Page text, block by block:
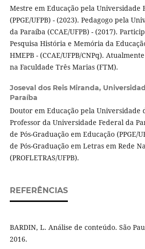
Mestre em Educação pela Universidade
(PPGE/UFPB) - (2023). Pedagogo pela
da Paraíba (CCAE/UFPB) - (2017).
Pesquisa História e Memória da
HMEPB - (CCAE/UFPB/CNPq).
na Faculdade Três Marias (FTM).
Joseval dos Reis Miranda,
Paraíba
Doutor em Educação pela Universidade
Professor da Universidade Federal da
de Pós-Graduação em Educação (PPGE/
de Pós-Graduação em Letras em Rede
(PROFLETRAS/UFPB).
REFERÊNCIAS
BARDIN, L. Análise de conteúdo. São
2016.